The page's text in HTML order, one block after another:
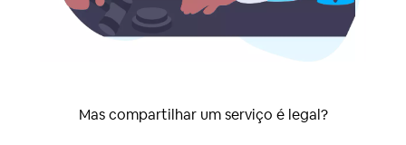
Mas compartilhar um serviço é legal?